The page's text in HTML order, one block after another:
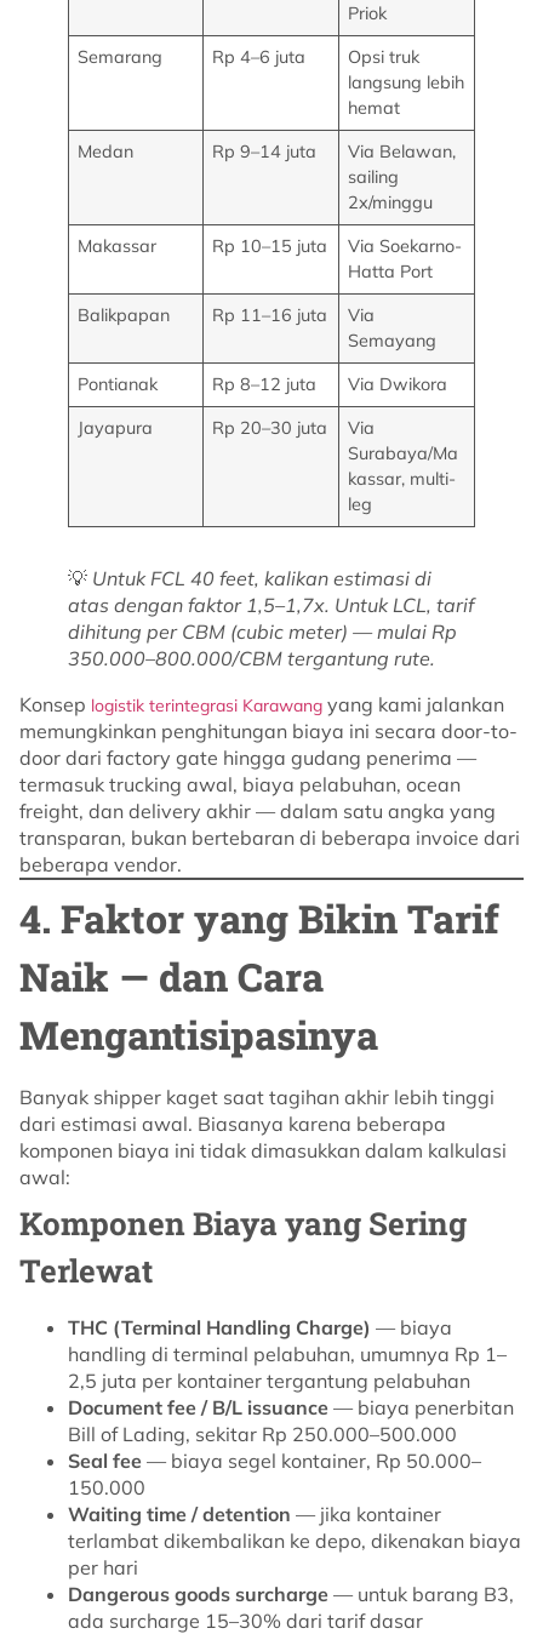
Priok
Semarang
Rp 4–6 juta
Opsi truk
langsung lebih
hemat
Medan
Rp 9–14 juta
Via Belawan,
sailing
2x/minggu
Makassar
Rp 10–15 juta
Via Soekarno-
Hatta Port
Balikpapan
Rp 11–16 juta
Via
Semayang
Pontianak
Rp 8–12 juta
Via Dwikora
Jayapura
Rp 20–30 juta
Via
Surabaya/Ma
kassar, multi-
leg
💡 Untuk FCL 40 feet, kalikan estimasi di
atas dengan faktor 1,5–1,7x. Untuk LCL, tarif
dihitung per CBM (cubic meter) — mulai Rp
350.000–800.000/CBM tergantung rute.
Konsep logistik terintegrasi Karawang yang kami jalankan
memungkinkan penghitungan biaya ini secara door-to-
door dari factory gate hingga gudang penerima —
termasuk trucking awal, biaya pelabuhan, ocean
freight, dan delivery akhir — dalam satu angka yang
transparan, bukan bertebaran di beberapa invoice dari
beberapa vendor.
4. Faktor yang Bikin Tarif
Naik — dan Cara
Mengantisipasinya
Banyak shipper kaget saat tagihan akhir lebih tinggi
dari estimasi awal. Biasanya karena beberapa
komponen biaya ini tidak dimasukkan dalam kalkulasi
awal:
Komponen Biaya yang Sering
Terlewat
THC (Terminal Handling Charge) — biaya
handling di terminal pelabuhan, umumnya Rp 1–
2,5 juta per kontainer tergantung pelabuhan
Document fee / B/L issuance — biaya penerbitan
Bill of Lading, sekitar Rp 250.000–500.000
Seal fee — biaya segel kontainer, Rp 50.000–
150.000
Waiting time / detention — jika kontainer
terlambat dikembalikan ke depo, dikenakan biaya
per hari
Dangerous goods surcharge — untuk barang B3,
ada surcharge 15–30% dari tarif dasar